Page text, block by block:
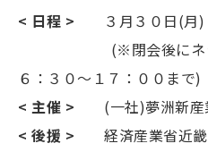
< 日程 > ３月３０日(月)
(※閉会後にネット
６：３０～１７：００まで)
< 主催 > (一社)夢洲新産
< 後援 > 経済産業省近畿